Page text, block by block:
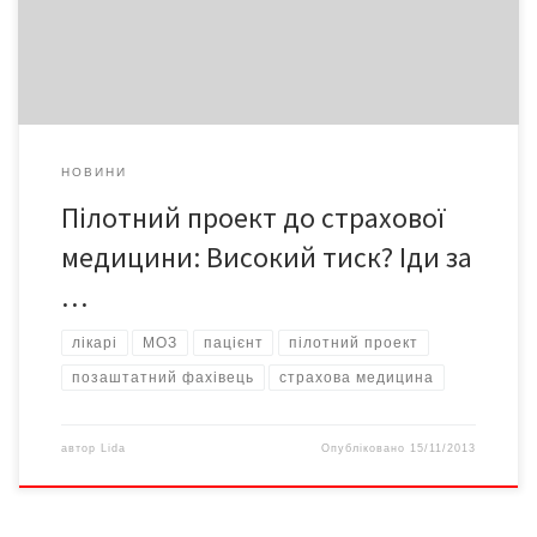
НОВИНИ
Пілотний проект до страхової
медицини: Високий тиск? Іди за
…
лікарі МОЗ пацієнт пілотний проект
позаштатний фахівець страхова медицина
автор Lida Опубліковано 15/11/2013